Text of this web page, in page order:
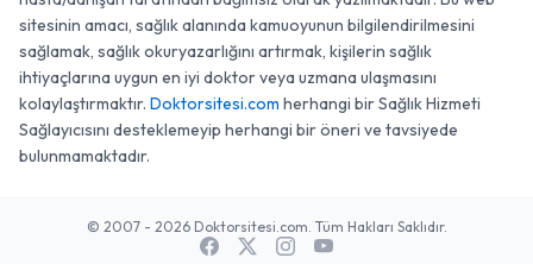
hasta/danışan tarafından bağımsız olarak yazılmaktadır. Bu web
sitesinin amacı, sağlık alanında kamuoyunun bilgilendirilmesini
sağlamak, sağlık okuryazarlığını artırmak, kişilerin sağlık
ihtiyaçlarına uygun en iyi doktor veya uzmana ulaşmasını
kolaylaştırmaktır. Doktorsitesi.com herhangi bir Sağlık Hizmeti
Sağlayıcısını desteklemeyip herhangi bir öneri ve tavsiyede
bulunmamaktadır.
© 2007 - 2026 Doktorsitesi.com. Tüm Hakları Saklıdır.